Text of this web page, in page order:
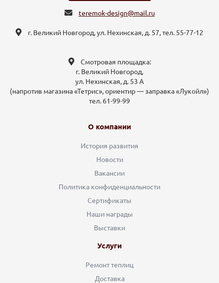
teremok-design@mail.ru
г. Великий Новгород, ул. Нехинская, д. 57, тел. 55-77-12
Смотровая площадка:
г. Великий Новгород,
ул. Нехинская, д. 53 А
(напротив магазина «Тетрис», ориентир — заправка «Лукойл»)
тел. 61-99-99
О компании
История развития
Новости
Вакансии
Политика конфиденциальности
Сертификаты
Наши награды
Выставки
Услуги
Ремонт теплиц
Доставка